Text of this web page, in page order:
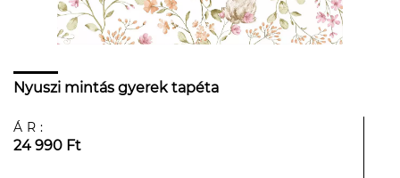
Nyuszi mintás gyerek tapéta
ÁR:
24 990 Ft